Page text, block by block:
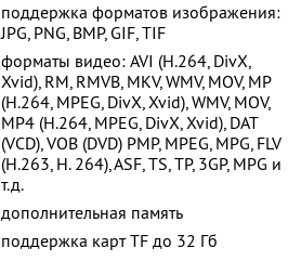
поддержка форматов изображения:
JPG, PNG, BMP, GIF, TIF
форматы видео: AVI (H.264, DivX,
Xvid), RM, RMVB, MKV, WMV, MOV, MP
(H.264, MPEG, DivX, Xvid), WMV, MOV,
MP4 (H.264, MPEG, DivX, Xvid), DAT
(VCD), VOB (DVD) PMP, MPEG, MPG, FLV
(H.263, H. 264), ASF, TS, TP, 3GP, MPG и
т.д.
дополнительная память
поддержка карт TF до 32 Гб